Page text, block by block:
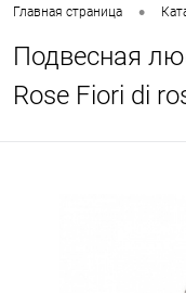
Главная страница •
Подвесная
Rose Fiori di